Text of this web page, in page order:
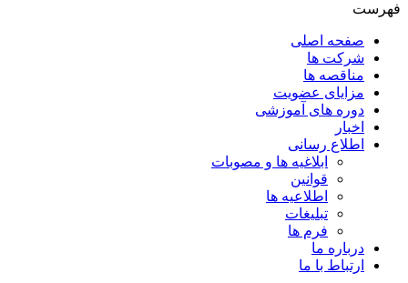
فهرست
صفحه اصلی
شرکت ها
مناقصه ها
مزایای عضویت
دوره های آموزشی
اخبار
اطلاع رسانی
ابلاغیه ها و مصوبات
قوانین
اطلاعیه ها
تبلیغات
فرم ها
درباره ما
ارتباط با ما